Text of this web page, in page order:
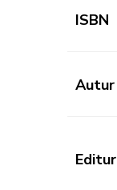
ISBN
Autur
Editur